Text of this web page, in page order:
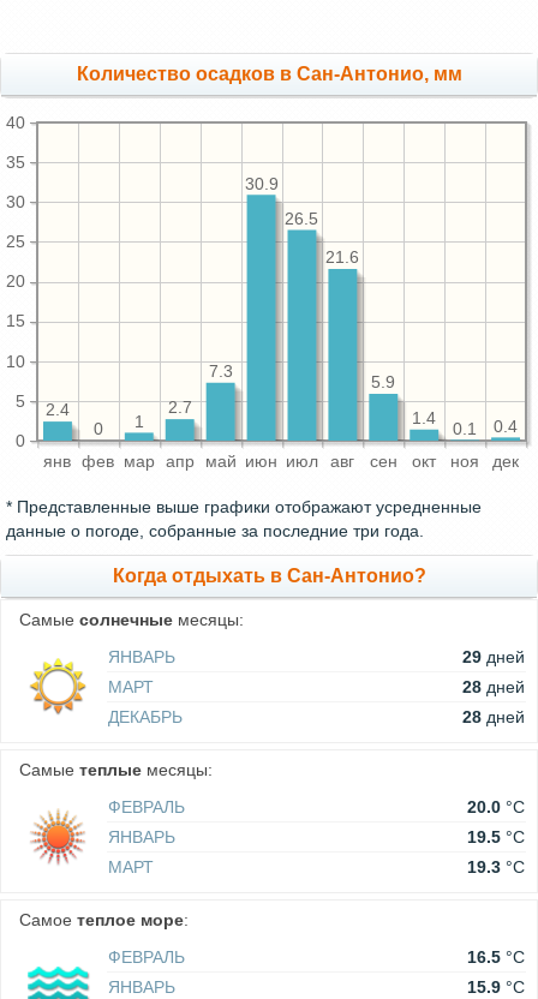
Количество осадков в Сан-Антонио, мм
янв фев мар апр май июн июл авг сен окт ноя дек
0
5
10
15
20
25
30
35
40
0.4
0.1
1.4
5.9
21.6
26.5
30.9
7.3
2.7
1
0
2.4
* Представленные выше графики отображают усредненные
данные о погоде, собранные за последние три года.
Когда отдыхать в Сан-Антонио?
Самые солнечные месяцы:
ЯНВАРЬ
29 дней
МАРТ
28 дней
ДЕКАБРЬ
28 дней
Самые теплые месяцы:
ФЕВРАЛЬ
20.0 °C
ЯНВАРЬ
19.5 °C
МАРТ
19.3 °C
Самое теплое море:
ФЕВРАЛЬ
16.5 °C
ЯНВАРЬ
15.9 °C